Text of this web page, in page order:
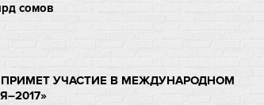
сомов
УЧАСТИЕ В МЕЖДУНАРОДНОМ